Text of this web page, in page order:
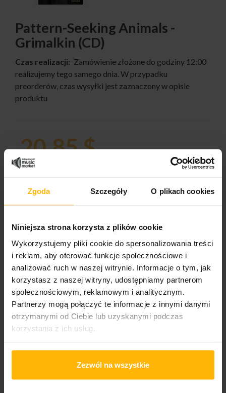
Zgoda Szczegóły O plikach cookies
Niniejsza strona korzysta z plików cookie
Wykorzystujemy pliki cookie do spersonalizowania treści
i reklam, aby oferować funkcje społecznościowe i
analizować ruch w naszej witrynie. Informacje o tym, jak
korzystasz z naszej witryny, udostępniamy partnerom
społecznościowym, reklamowym i analitycznym.
Partnerzy mogą połączyć te informacje z innymi danymi
otrzymanymi od Ciebie lub uzyskanymi podczas
korzystania z ich usług.
Zezwól na wszystkie
Pattern-Seeking Animals -
Grimalkin (CD)
Czas realizacji: Zamówienie złożone do godziny 12:00
realizujemy tego samego dnia. W przypadku
preorderów, czas wysyłki jest zaznaczony w opisie
produktu
20,85 $
DODAJ DO KOSZYKA
Gatunek:
Rock
Podgatunek:
Prog Rock
SZCZEGÓŁY PRODUKTU